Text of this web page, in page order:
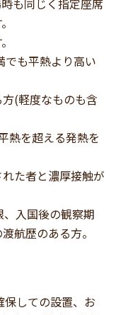
も平熱より高い
(軽度なものも含
熱を超える発熱を
た者と濃厚接触が
入国後の観察期
航歴のある方。
保しての設置、お